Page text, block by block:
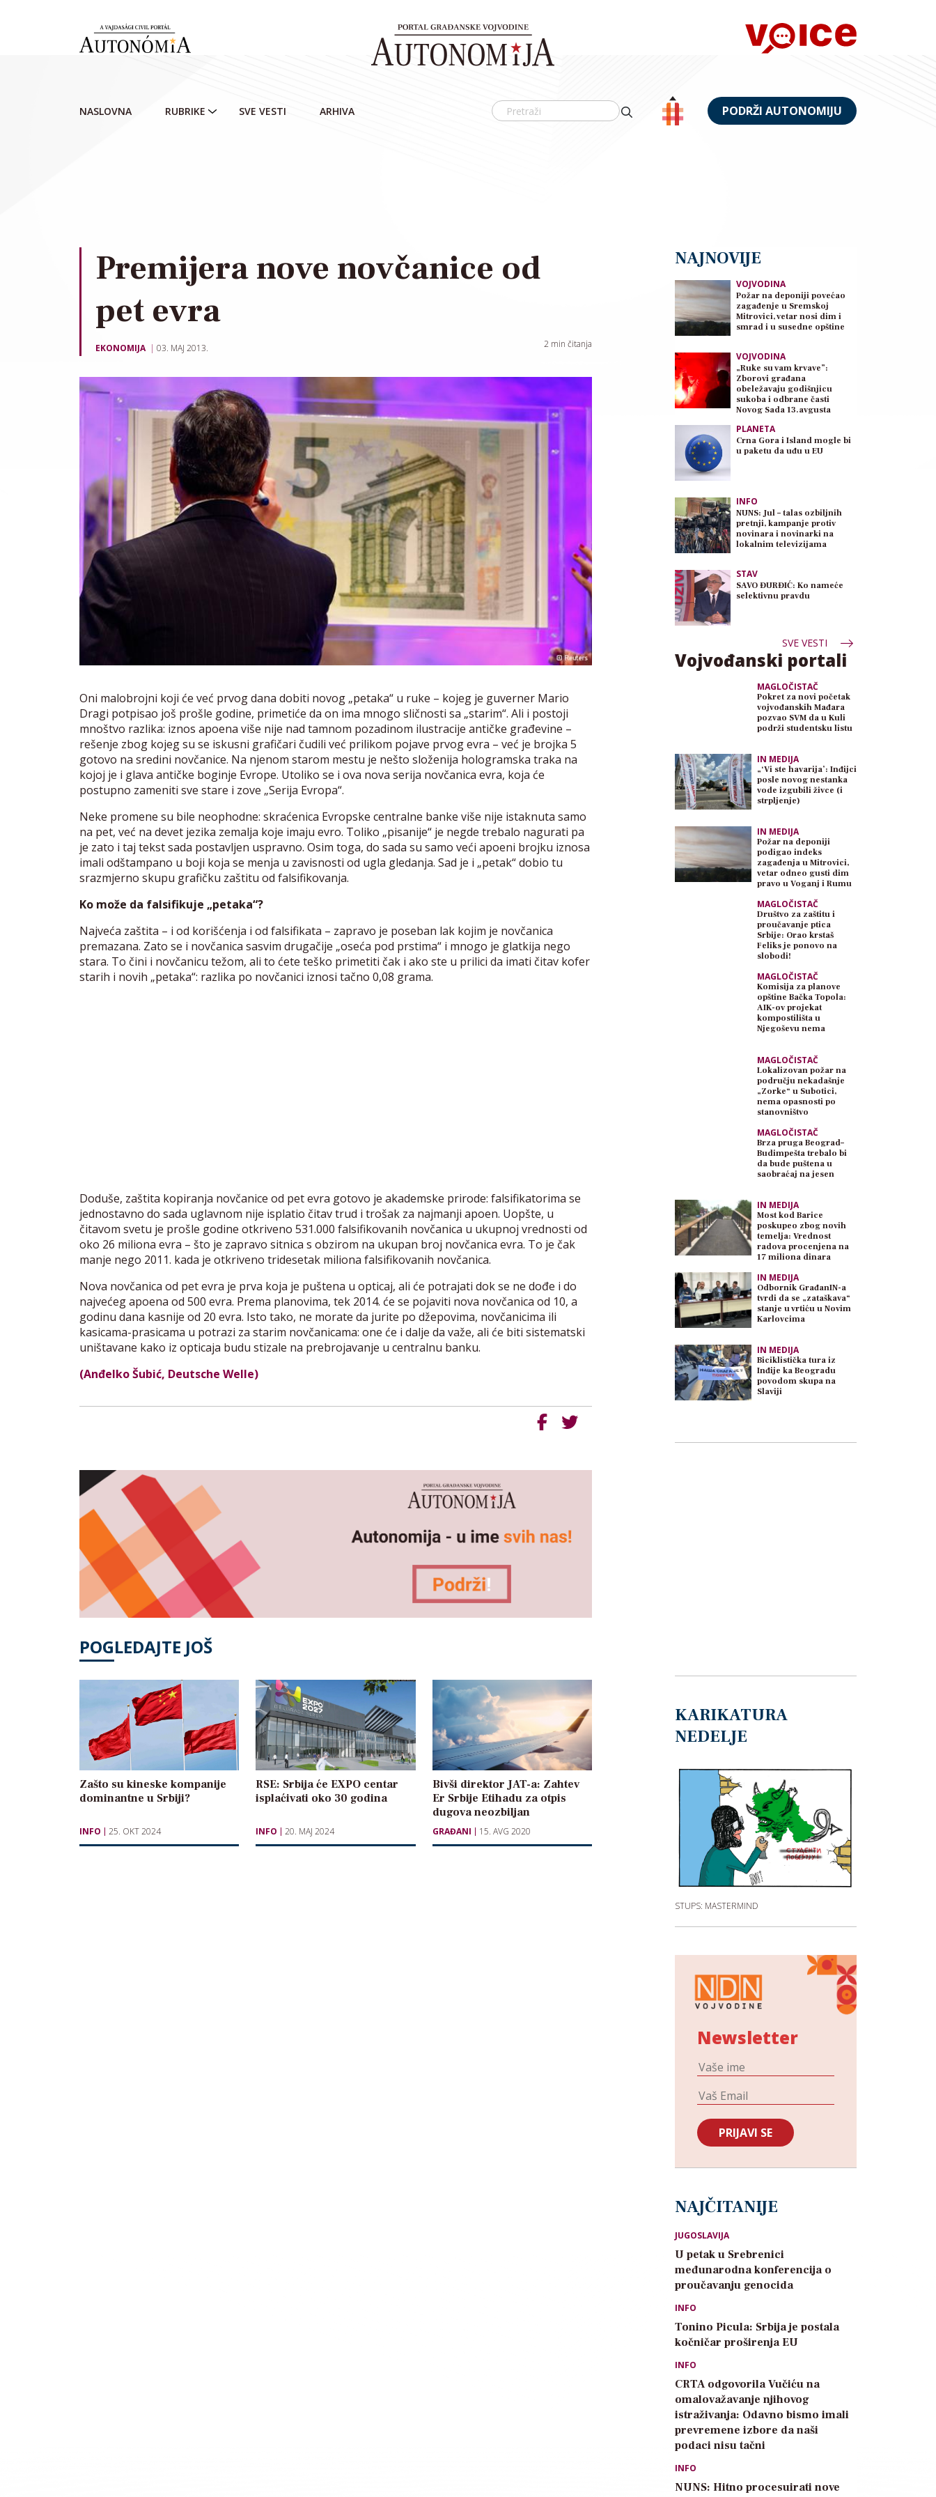
NASLOVNA RUBRIKE SVE VESTI ARHIVA PODRŽI AUTONOMIJU
Premijera nove novčanice od
pet evra
EKONOMIJA 03. MAJ 2013. 2 min čitanja
Oni malobrojni koji će već prvog dana dobiti novog „petaka“ u ruke – kojeg je guverner Mario
Dragi potpisao još prošle godine, primetiće da on ima mnogo sličnosti sa „starim“. Ali i postoji
mnoštvo razlika: iznos apoena više nije nad tamnom pozadinom ilustracije antičke građevine –
rešenje zbog kojeg su se iskusni grafičari čudili već prilikom pojave prvog evra – već je brojka 5
gotovo na sredini novčanice. Na njenom starom mestu je nešto složenija hologramska traka na
kojoj je i glava antičke boginje Evrope. Utoliko se i ova nova serija novčanica evra, koja će
postupno zameniti sve stare i zove „Serija Evropa“.
Neke promene su bile neophodne: skraćenica Evropske centralne banke više nije istaknuta samo
na pet, već na devet jezika zemalja koje imaju evro. Toliko „pisanije“ je negde trebalo nagurati pa
je zato i taj tekst sada postavljen uspravno. Osim toga, do sada su samo veći apoeni brojku iznosa
imali odštampano u boji koja se menja u zavisnosti od ugla gledanja. Sad je i „petak“ dobio tu
srazmjerno skupu grafičku zaštitu od falsifikovanja.
Ko može da falsifikuje „petaka“?
Najveća zaštita – i od korišćenja i od falsifikata – zapravo je poseban lak kojim je novčanica
premazana. Zato se i novčanica sasvim drugačije „oseća pod prstima“ i mnogo je glatkija nego
stara. To čini i novčanicu težom, ali to ćete teško primetiti čak i ako ste u prilici da imati čitav kofer
starih i novih „petaka“: razlika po novčanici iznosi tačno 0,08 grama.
Doduše, zaštita kopiranja novčanice od pet evra gotovo je akademske prirode: falsifikatorima se
jednostavno do sada uglavnom nije isplatio čitav trud i trošak za najmanji apoen. Uopšte, u
čitavom svetu je prošle godine otkriveno 531.000 falsifikovanih novčanica u ukupnoj vrednosti od
oko 26 miliona evra – što je zapravo sitnica s obzirom na ukupan broj novčanica evra. To je čak
manje nego 2011. kada je otkriveno tridesetak miliona falsifikovanih novčanica.
Nova novčanica od pet evra je prva koja je puštena u opticaj, ali će potrajati dok se ne dođe i do
najvećeg apoena od 500 evra. Prema planovima, tek 2014. će se pojaviti nova novčanica od 10, a
godinu dana kasnije od 20 evra. Isto tako, ne morate da jurite po džepovima, novčanicima ili
kasicama-prasicama u potrazi za starim novčanicama: one će i dalje da važe, ali će biti sistematski
uništavane kako iz opticaja budu stizale na prebrojavanje u centralnu banku.
(Anđelko Šubić, Deutsche Welle)
POGLEDAJTE JOŠ
Zašto su kineske kompanije
dominantne u Srbiji?
INFO 25. OKT 2024
RSE: Srbija će EXPO centar
isplaćivati oko 30 godina
INFO 20. MAJ 2024
Bivši direktor JAT-a: Zahtev
Er Srbije Etihadu za otpis
dugova neozbiljan
GRAĐANI 15. AVG 2020
NAJNOVIJE
VOJVODINA
Požar na deponiji povećao
zagađenje u Sremskoj
Mitrovici, vetar nosi dim i
smrad i u susedne opštine
VOJVODINA
„Ruke su vam krvave”:
Zborovi građana
obeležavaju godišnjicu
sukoba i odbrane časti
Novog Sada 13.avgusta
PLANETA
Crna Gora i Island mogle bi
u paketu da uđu u EU
INFO
NUNS: Jul – talas ozbiljnih
pretnji, kampanje protiv
novinara i novinarki na
lokalnim televizijama
STAV
SAVO ĐURĐIĆ: Ko nameće
selektivnu pravdu
SVE VESTI
Vojvođanski portali
MAGLOČISTAČ
Pokret za novi početak
vojvođanskih Mađara
pozvao SVM da u Kuli
podrži studentsku listu
IN MEDIJA
„‘Vi ste havarija’: Inđijci
posle novog nestanka
vode izgubili živce (i
strpljenje)
IN MEDIJA
Požar na deponiji
podigao indeks
zagađenja u Mitrovici,
vetar odneo gusti dim
pravo u Voganj i Rumu
MAGLOČISTAČ
Društvo za zaštitu i
proučavanje ptica
Srbije: Orao krstaš
Feliks je ponovo na
slobodi!
MAGLOČISTAČ
Komisija za planove
opštine Bačka Topola:
AIK-ov projekat
kompostilišta u
Njegoševu nema
MAGLOČISTAČ
Lokalizovan požar na
području nekadašnje
„Zorke“ u Subotici,
nema opasnosti po
stanovništvo
MAGLOČISTAČ
Brza pruga Beograd–
Budimpešta trebalo bi
da bude puštena u
saobraćaj na jesen
IN MEDIJA
Most kod Barice
poskupeo zbog novih
temelja: Vrednost
radova procenjena na
17 miliona dinara
IN MEDIJA
Odbornik GrađanIN-a
tvrdi da se „zataškava“
stanje u vrtiću u Novim
Karlovcima
IN MEDIJA
Biciklistička tura iz
Inđije ka Beogradu
povodom skupa na
Slaviji
KARIKATURA
NEDELJE
STUPS: MASTERMIND
Newsletter
NAJČITANIJE
JUGOSLAVIJA
U petak u Srebrenici
međunarodna konferencija o
proučavanju genocida
INFO
Tonino Picula: Srbija je postala
kočničar proširenja EU
INFO
CRTA odgovorila Vučiću na
omalovažavanje njihovog
istraživanja: Odavno bismo imali
prevremene izbore da naši
podaci nisu tačni
INFO
NUNS: Hitno procesuirati nove